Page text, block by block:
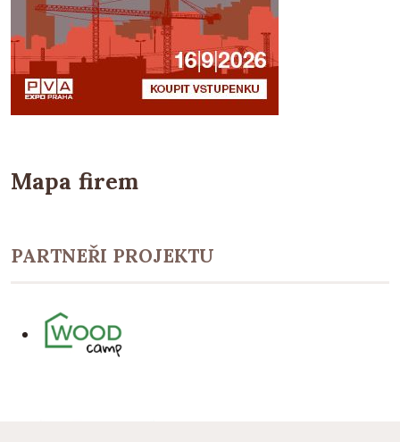
Mapa firem
PARTNEŘI PROJEKTU